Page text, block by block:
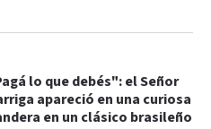
lo que debés": el Señor
apareció en una curiosa
en un clásico brasileño